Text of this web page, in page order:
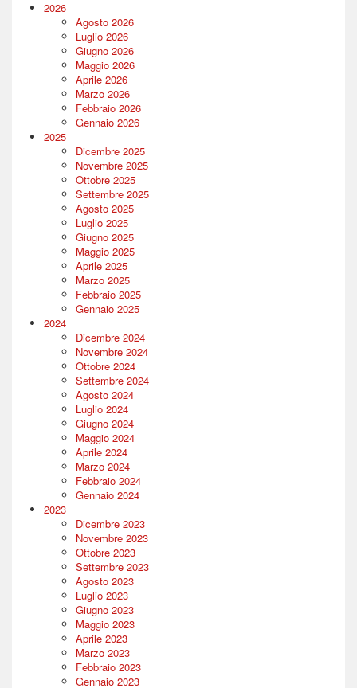
2026
Agosto 2026
Luglio 2026
Giugno 2026
Maggio 2026
Aprile 2026
Marzo 2026
Febbraio 2026
Gennaio 2026
2025
Dicembre 2025
Novembre 2025
Ottobre 2025
Settembre 2025
Agosto 2025
Luglio 2025
Giugno 2025
Maggio 2025
Aprile 2025
Marzo 2025
Febbraio 2025
Gennaio 2025
2024
Dicembre 2024
Novembre 2024
Ottobre 2024
Settembre 2024
Agosto 2024
Luglio 2024
Giugno 2024
Maggio 2024
Aprile 2024
Marzo 2024
Febbraio 2024
Gennaio 2024
2023
Dicembre 2023
Novembre 2023
Ottobre 2023
Settembre 2023
Agosto 2023
Luglio 2023
Giugno 2023
Maggio 2023
Aprile 2023
Marzo 2023
Febbraio 2023
Gennaio 2023